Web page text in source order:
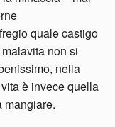
quale castigo
non si
nella
è invece quella
mangiare.